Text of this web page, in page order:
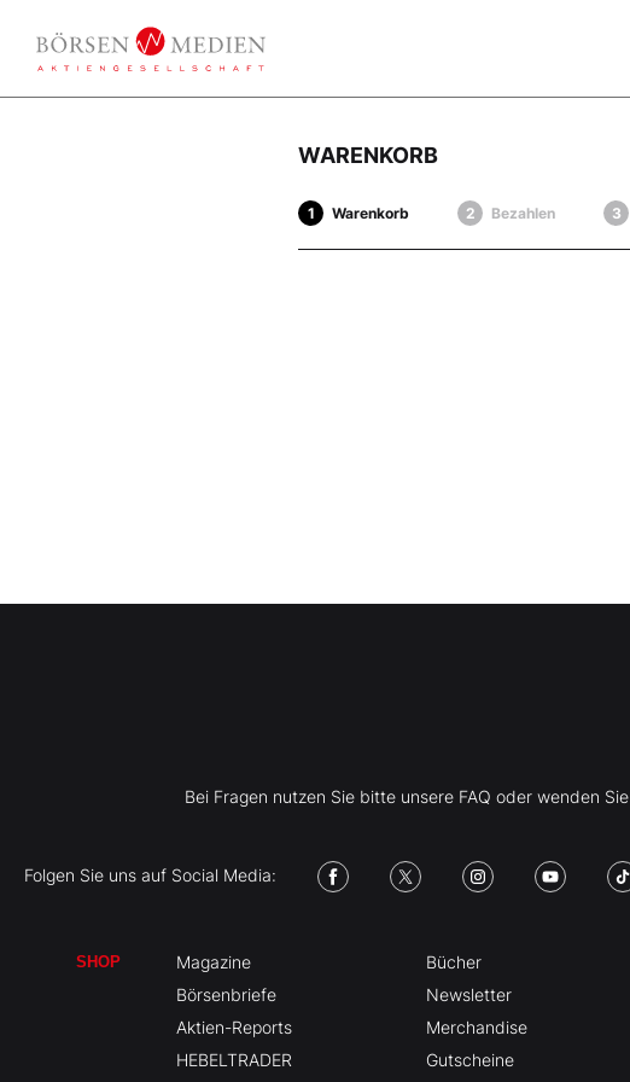
WARENKORB
Warenkorb Bezahlen
Bei Fragen nutzen Sie bitte unsere FAQ oder wenden
Folgen Sie uns auf Social Media:
SHOP
Magazine
Börsenbriefe
Aktien-Reports
HEBELTRADER
Bücher
Newsletter
Merchandise
Gutscheine